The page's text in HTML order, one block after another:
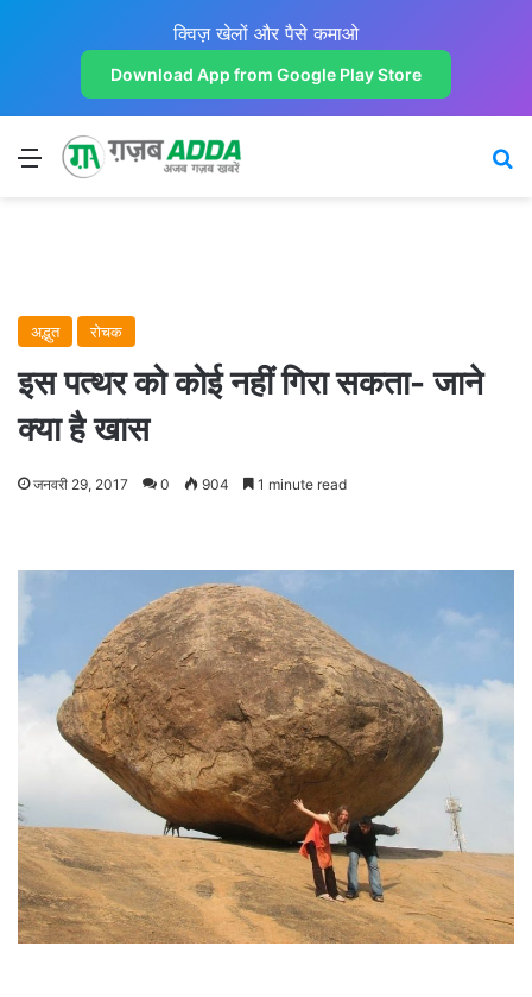
क्विज़ खेलों और पैसे कमाओ
Download App from Google Play Store
Menu
अद्भुत रोचक
इस पत्थर को कोई नहीं गिरा सकता- जाने
क्या है खास
जनवरी 29, 2017 0 904 1 minute read